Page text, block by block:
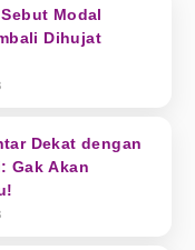
Modal
Dihujat
Dekat dengan
Gak Akan